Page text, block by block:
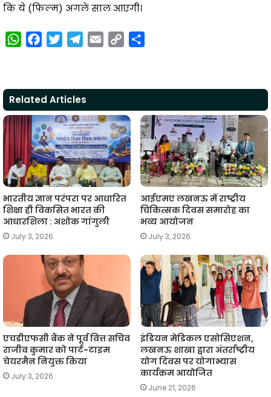
कि ये (फिल्म) अगले साल आएगी।
W
t
s
A
p
p
e
b
o
o
k
t
t
e
r
e
g
r
a
m
i
y
i
n
k
r
Related Articles
भारतीय ज्ञान परंपरा पर आधारित
शिक्षा ही विकसित भारत की
आधारशिला : अशोक गांगुली
July 3, 2026
आईएमए लखनऊ में राष्ट्रीय
चिकित्सक दिवस समारोह का
भव्य आयोजन
July 3, 2026
एचडीएफसी बैंक ने पूर्व वित्त सचिव
राजीव कुमार को पार्ट-टाइम
चेयरमैन नियुक्त किया
July 3, 2026
इंडियन मेडिकल एसोसिएशन,
लखनऊ शाखा द्वारा अंतर्राष्ट्रीय
योग दिवस पर योगाभ्यास
कार्यक्रम आयोजित
June 21, 2026